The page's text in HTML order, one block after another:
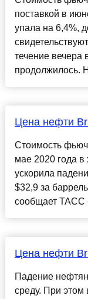
поставкой в
упала на 6,4%,
течение вечера
продолжилось.
Цена нефти
Стоимость
мае 2020 года
ускорила
$32,9 за
сообщает ТАСС
Цена нефти
Падение
среду. При этом